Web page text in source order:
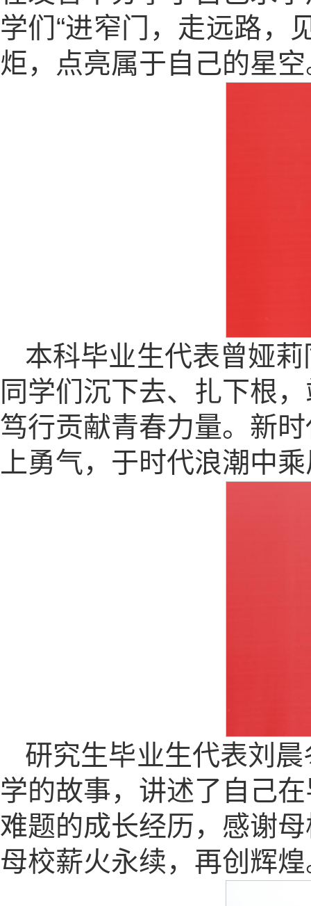
学们“进窄门，走远路，
炬，点亮属于自己的星
本科毕业生代表曾娅
同学们沉下去、扎下根
笃行贡献青春力量。新
上勇气，于时代浪潮中
研究生毕业生代表刘
学的故事，讲述了自己
难题的成长经历，感谢
母校薪火永续，再创辉